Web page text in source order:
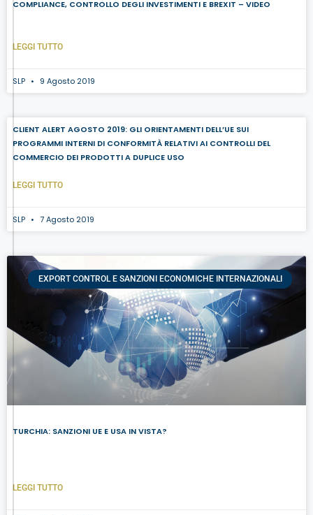
COMPLIANCE, CONTROLLO DEGLI INVESTIMENTI E BREXIT – VIDEO
LEGGI TUTTO
SLP 9 Agosto 2019
CLIENT ALERT AGOSTO 2019: GLI ORIENTAMENTI DELL’UE SUI
PROGRAMMI INTERNI DI CONFORMITÀ RELATIVI AI CONTROLLI DEL
COMMERCIO DEI PRODOTTI A DUPLICE USO
LEGGI TUTTO
SLP 7 Agosto 2019
EXPORT CONTROL E SANZIONI ECONOMICHE INTERNAZIONALI
TURCHIA: SANZIONI UE E USA IN VISTA?
LEGGI TUTTO